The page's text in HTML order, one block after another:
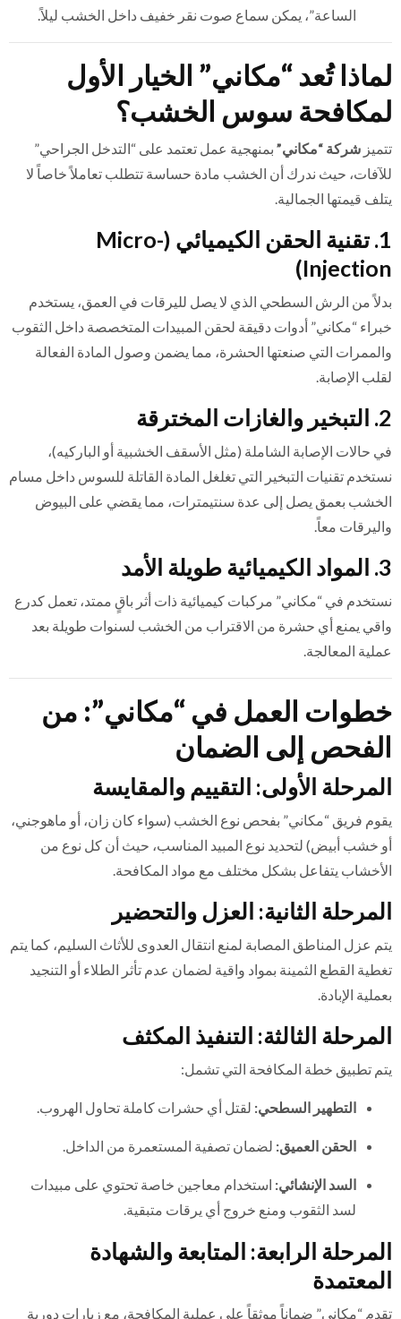
الساعة”، يمكن سماع صوت نقر خفيف داخل الخشب ليلاً.
لماذا تُعد “مكاني” الخيار الأول
لمكافحة سوس الخشب؟
تتميز شركة “مكاني” بمنهجية عمل تعتمد على “التدخل الجراحي”
للآفات، حيث ندرك أن الخشب مادة حساسة تتطلب تعاملاً خاصاً لا
يتلف قيمتها الجمالية.
1. تقنية الحقن الكيميائي (Micro-
Injection)
بدلاً من الرش السطحي الذي لا يصل لليرقات في العمق، يستخدم
خبراء “مكاني” أدوات دقيقة لحقن المبيدات المتخصصة داخل الثقوب
والممرات التي صنعتها الحشرة، مما يضمن وصول المادة الفعالة
لقلب الإصابة.
2. التبخير والغازات المخترقة
في حالات الإصابة الشاملة (مثل الأسقف الخشبية أو الباركيه)،
نستخدم تقنيات التبخير التي تغلغل المادة القاتلة للسوس داخل مسام
الخشب بعمق يصل إلى عدة سنتيمترات، مما يقضي على البيوض
واليرقات معاً.
3. المواد الكيميائية طويلة الأمد
نستخدم في “مكاني” مركبات كيميائية ذات أثر باقٍ ممتد، تعمل كدرع
واقي يمنع أي حشرة من الاقتراب من الخشب لسنوات طويلة بعد
عملية المعالجة.
خطوات العمل في “مكاني”: من
الفحص إلى الضمان
المرحلة الأولى: التقييم والمقايسة
يقوم فريق “مكاني” بفحص نوع الخشب (سواء كان زان، أو ماهوجني،
أو خشب أبيض) لتحديد نوع المبيد المناسب، حيث أن كل نوع من
الأخشاب يتفاعل بشكل مختلف مع مواد المكافحة.
المرحلة الثانية: العزل والتحضير
يتم عزل المناطق المصابة لمنع انتقال العدوى للأثاث السليم، كما يتم
تغطية القطع الثمينة بمواد واقية لضمان عدم تأثر الطلاء أو التنجيد
بعملية الإبادة.
المرحلة الثالثة: التنفيذ المكثف
يتم تطبيق خطة المكافحة التي تشمل:
التطهير السطحي: لقتل أي حشرات كاملة تحاول الهروب.
الحقن العميق: لضمان تصفية المستعمرة من الداخل.
السد الإنشائي: استخدام معاجين خاصة تحتوي على مبيدات
لسد الثقوب ومنع خروج أي يرقات متبقية.
المرحلة الرابعة: المتابعة والشهادة
المعتمدة
تقدم “مكاني” ضماناً موثقاً على عملية المكافحة، مع زيارات دورية